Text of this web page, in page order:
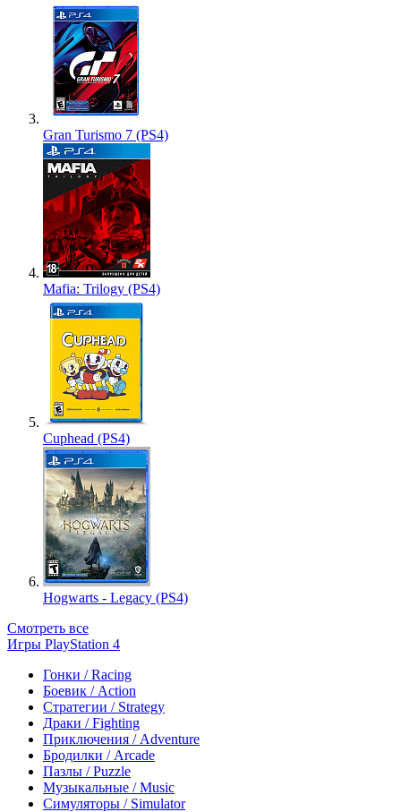
Gran Turismo 7 (PS4)
Mafia: Trilogy (PS4)
Cuphead (PS4)
Hogwarts - Legacy (PS4)
Смотреть все
Игры PlayStation 4
Гонки / Racing
Боевик / Action
Стратегии / Strategy
Драки / Fighting
Приключения / Adventure
Бродилки / Arcade
Пазлы / Puzzle
Музыкальные / Music
Симуляторы / Simulator